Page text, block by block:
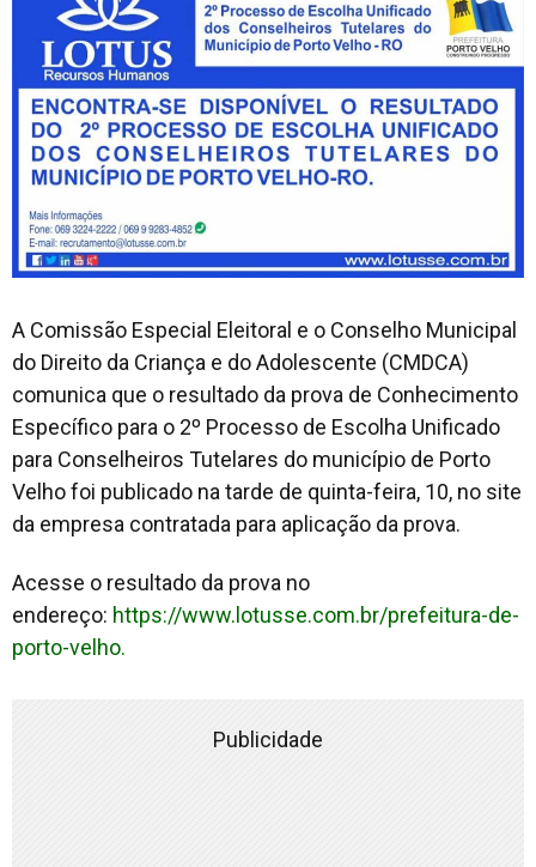
A Comissão Especial Eleitoral e o Conselho Municipal
do Direito da Criança e do Adolescente (CMDCA)
comunica que o resultado da prova de Conhecimento
Específico para o 2º Processo de Escolha Unificado
para Conselheiros Tutelares do município de Porto
Velho foi publicado na tarde de quinta-feira, 10, no site
da empresa contratada para aplicação da prova.
Acesse o resultado da prova no
endereço: https://www.lotusse.com.br/prefeitura-de-
porto-velho.
Publicidade